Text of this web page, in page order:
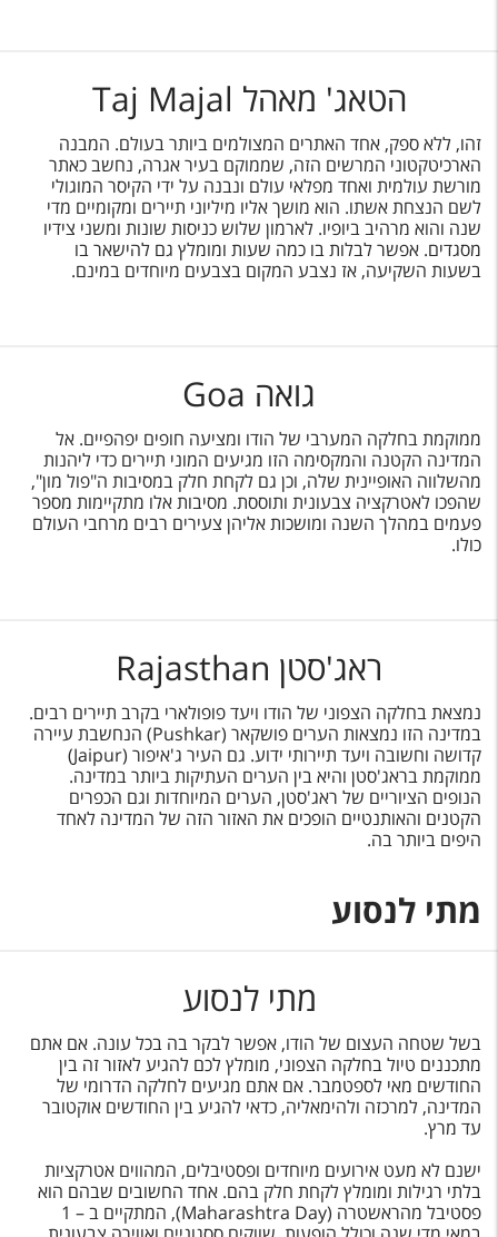
הטאג' מאהל Taj Majal
זהו, ללא ספק, אחד האתרים המצולמים ביותר בעולם. המבנה
הארכיטקטוני המרשים הזה, שממוקם בעיר אגרה, נחשב כאתר
מורשת עולמית ואחד מפלאי עולם ונבנה על ידי הקיסר המוגולי
לשם הנצחת אשתו. הוא מושך אליו מיליוני תיירים ומקומיים מדי
שנה והוא מרהיב ביופיו. לארמון שלוש כניסות שונות ומשני צידיו
מסגדים. אפשר לבלות בו כמה שעות ומומלץ גם להישאר בו
בשעות השקיעה, אז נצבע המקום בצבעים מיוחדים במינם.
גואה Goa
ממוקמת בחלקה המערבי של הודו ומציעה חופים יפהפיים. אל
המדינה הקטנה והמקסימה הזו מגיעים המוני תיירים כדי ליהנות
מהשלווה האופיינית שלה, וכן גם לקחת חלק במסיבות ה"פול מון",
שהפכו לאטרקציה צבעונית ותוססת. מסיבות אלו מתקיימות מספר
פעמים במהלך השנה ומושכות אליהן צעירים רבים מרחבי העולם
כולו.
ראג'סטן Rajasthan
נמצאת בחלקה הצפוני של הודו ויעד פופולארי בקרב תיירים רבים.
במדינה הזו נמצאות הערים פושקאר (Pushkar) הנחשבת עיירה
קדושה וחשובה ויעד תיירותי ידוע. גם העיר ג'איפור (Jaipur)
ממוקמת בראג'סטן והיא בין הערים העתיקות ביותר במדינה.
הנופים הציוריים של ראג'סטן, הערים המיוחדות וגם הכפרים
הקטנים והאותנטיים הופכים את האזור הזה של המדינה לאחד
היפים ביותר בה.
מתי לנסוע
מתי לנסוע
בשל שטחה העצום של הודו, אפשר לבקר בה בכל עונה. אם אתם
מתכננים טיול בחלקה הצפוני, מומלץ לכם להגיע לאזור זה בין
החודשים מאי לספטמבר. אם אתם מגיעים לחלקה הדרומי של
המדינה, למרכזה ולהימאליה, כדאי להגיע בין החודשים אוקטובר
עד מרץ.
ישנם לא מעט אירועים מיוחדים ופסטיבלים, המהווים אטרקציות
בלתי רגילות ומומלץ לקחת חלק בהם. אחד החשובים שבהם הוא
פסטיבל מהראשטרה (Maharashtra Day
), המתקיים ב – 1